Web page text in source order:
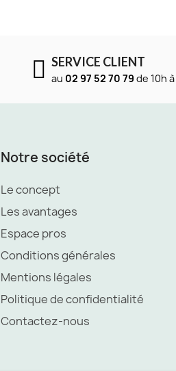
SERVICE CLIENT
au 02 97 52 70 79 de 10h
Notre société
Le concept
Les avantages
Espace pros
Conditions générales
Mentions légales
Politique de confidentialité
Contactez-nous